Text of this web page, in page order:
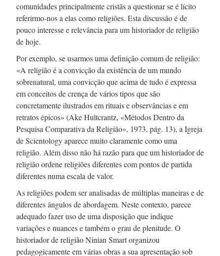
comunidades principalmente cristãs a questionar se é lícito
referirmo-nosa elas como religiões. Esta discussão é de
pouco interesse e relevância para um historiador de religião
de hoje.
Por exemplo, se usarmos uma definição comum de religião:
«A religião é a convicção da existência de um mundo
sobrenatural, uma convicção que acima de tudo é expressa
em conceitos de crença de vários tipos que são
concretamente ilustrados em rituais e observâncias e em
retratos épicos» (Ake Hultcrantz, «Métodos Dentro da
Pesquisa Comparativa da Religião», 1973, pág. 13), a Igreja
de Scientology aparece muito claramente como uma
religião. Além disso não há razão para que um historiador de
religião ordene religiões diferentes com pontos de partida
diferentes numa escala de valor.
As religiões podem ser analisadas de múltiplas maneiras e de
diferentes ângulos de abordagem. Neste contexto, parece
adequado fazer uso de uma disposição que indique
variações e nuances e também o grau de plenitude. O
historiador de religião Ninian Smart organizou
pedagogicamente em várias obras a sua apresentação sob